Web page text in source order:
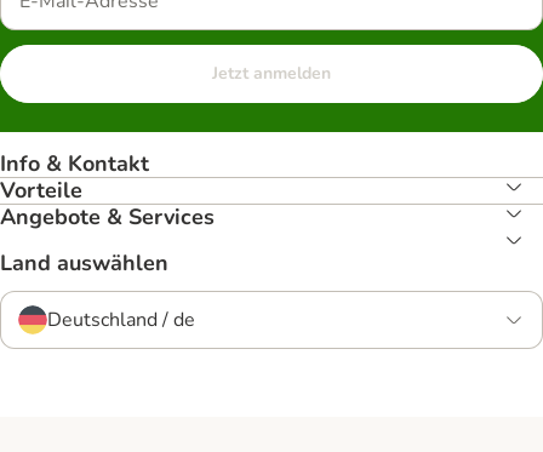
Jetzt anmelden
Info & Kontakt
Vorteile
Angebote & Services
Land auswählen
Deutschland / de